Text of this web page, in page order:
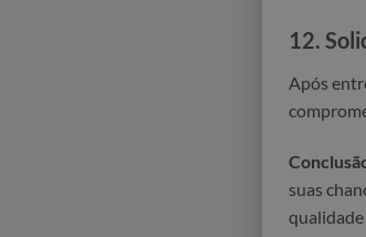
12.
Após
suas
qualidade